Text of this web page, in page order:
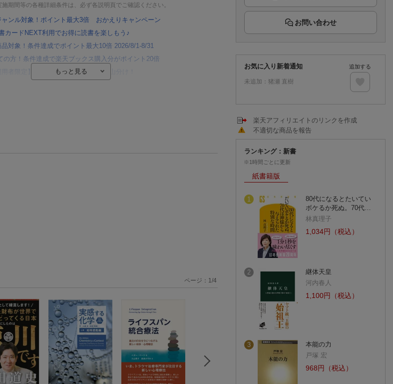
期間等の各種詳細条件は、必ず各説明頁でご確認ください。
ャンル対象！ポイント最大3倍 おかえりキャンペーン
カードNEXT利用でお得に読書を楽しもう♪
対象！条件達成でポイント最大10倍 2026/8/1-8/31
の方！条件達成で楽天ブックス購入分がポイント20倍
用者限定】条件達成で100万ポイント山分け！
ページ： 1 /4
お問い合わせ
お気に入り新着通知
未追加： 猪瀬 直樹
追加する
楽天アフィリエイトのリンクを作成
不適切な商品を報告
ランキング：新書
※1時間ごとに更新
紙書籍版
1
80代になるとたいてい
ボケるか死ぬ。70代…
林真理子
1,034円（税込）
2
継体天皇
河内春人
1,100円（税込）
3
本能の力
戸塚 宏
968円（税込）